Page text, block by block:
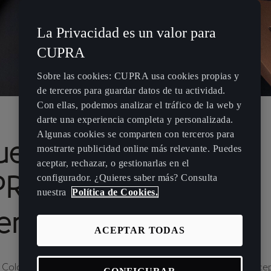
concepto del
Tavascan: una
sensorial
Color & Trim ha ido un paso más allá creando un nuevo
La Privacidad es un valor para
CUPRA
Sobre las cookies: CUPRA usa cookies propias y
de terceros para guardar datos de tu actividad.
Con ellas, podemos analizar el tráfico de la web y
darte una experiencia completa y personalizada.
Algunas cookies se comparten con terceros para
mostrarte publicidad online más relevante. Puedes
aceptar, rechazar, o gestionarlas en el
configurador. ¿Quieres saber más? Consulta
nuestra
Política de Cookies.
ACEPTAR TODAS